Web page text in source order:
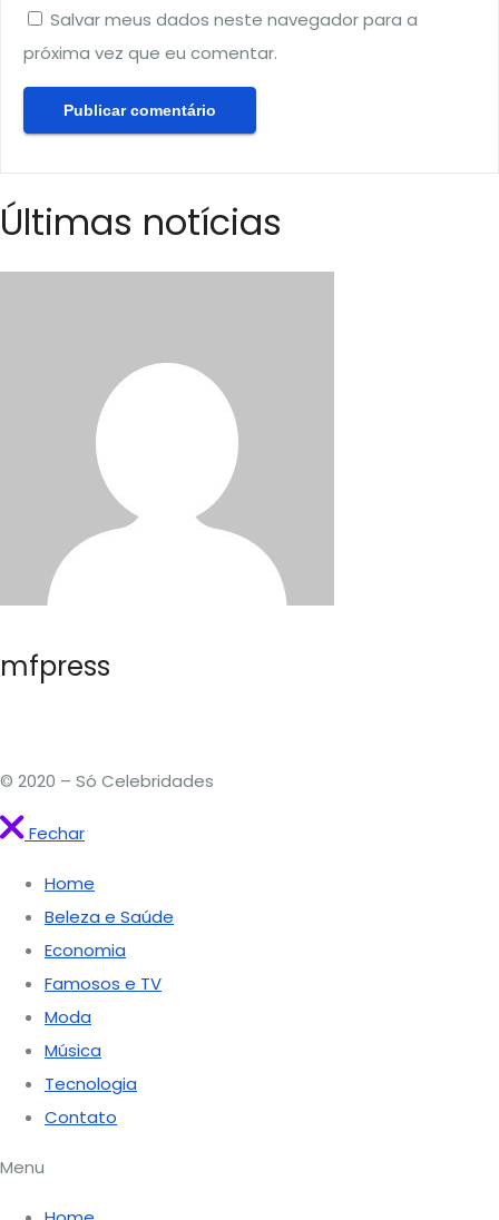
Salvar meus dados neste navegador para a
próxima vez que eu comentar.
Últimas notícias
mfpress
© 2020 – Só Celebridades
Fechar
Home
Beleza e Saúde
Economia
Famosos e TV
Moda
Música
Tecnologia
Contato
Menu